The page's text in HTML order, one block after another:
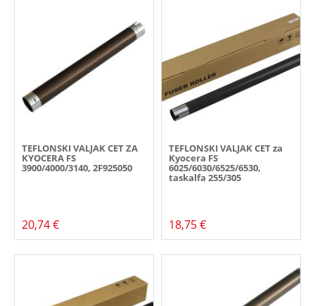
TEFLONSKI VALJAK CET ZA
KYOCERA FS
3900/4000/3140, 2F925050
20,74 €
TEFLONSKI VALJAK CET za
Kyocera FS
6025/6030/6525/6530,
taskalfa 255/305
18,75 €